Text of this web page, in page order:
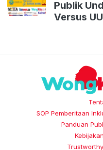
Publik
Versus
SOP Pemberitaan
Panduan